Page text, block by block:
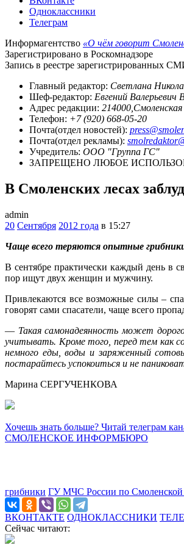
Одноклассники
Телеграм
Информагентство «О чём говорит
Зарегистрировано в Роскомнадзоре
Запись в реестре зарегистрированных
Главный редактор: Светлана
Шеф-редактор: Евгений Валерьевич
Адрес редакции:
Телефон: +7 (920) 668-05-20
Почта(отдел новостей):
Почта(отдел рекламы):
Учредитель: ООО "Группа ГС"
ЗАПРЕЩЕНО ЛЮБОЕ
В Смоленских лесах
admin
20 Сентября 2012 года в 15:27
Чаще всего теряются опытные
В сентябре практически каждый день в
пор ищут двух женщин и мужчину.
Привлекаются все возможные силы –
говорят сами спасатели, чаще всего
— Такая самонадеянность может
учитывать. Кроме того, перед тем как
немного еды, воды и заряженный
постарайтесь успокоиться и не
Марина СЕРГУЧЕНКОВА
Хочешь знать больше? Читай телеграм
СМОЛЕНСКОЕ ИНФОРМБЮРО
грибники ГУ МЧС России по Смоленской
ВКОНТАКТЕ ОДНОКЛАССНИКИ
Сейчас читают: